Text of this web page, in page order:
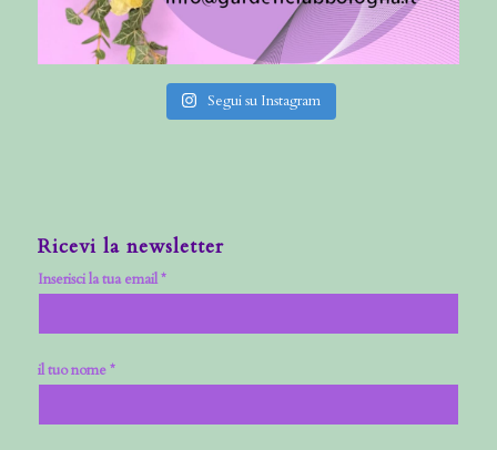
Segui su Instagram
Ricevi la newsletter
Inserisci la tua email *
il tuo nome *